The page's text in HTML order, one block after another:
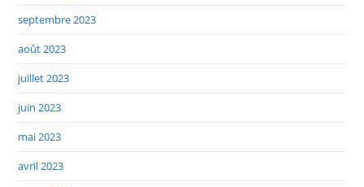
septembre 2023
août 2023
juillet 2023
juin 2023
mai 2023
avril 2023